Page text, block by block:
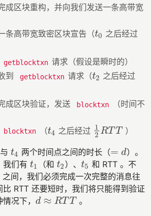
成区块重构，并向我们发送一条高带宽
条高带宽致密区块宣告（t0
t0 之后经过
getblocktxn 请求（假设是瞬时的）
到 getblocktxn 请求（t2
t2 之后经过
成区块验证，发送 blocktxn
（时间不
blocktxn （t4
t4 之后经过 1
2 RTT
12RTT ）
与 t4
t4 两个时间点之间的时长（= d
=d
）。
我们有 t1
t1 （和 t2
t2）、 t5
t5 和 RTT 。不
之间，我们必须完成一次完整的消息往
RTT 还要短时，我们将只能得到验证
况下， d ≈ RTT
d ≈R TT 。